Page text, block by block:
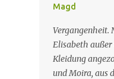
mit ihrem Buch
„häuslichen
Gesellschaft
die
Magd
Vergangenheit.
Elisabeth außer
Kleidung
und Moira, aus